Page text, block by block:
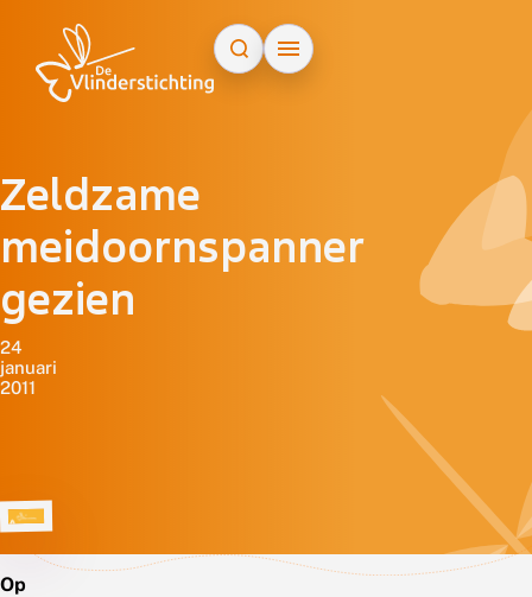
Zeldzame
meidoornspanner
gezien
24
januari
2011
Op